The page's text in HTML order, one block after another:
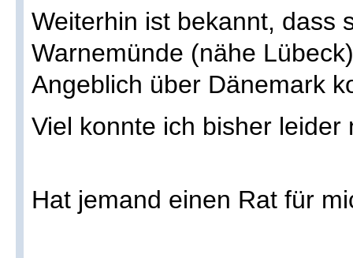
Weiterhin ist bekannt, dass
Warnemünde (nähe
Angeblich über Dänemark
Viel konnte ich bisher leider
Hat jemand einen Rat für